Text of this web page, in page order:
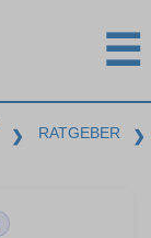
☰
❯ RATGEBER ❯